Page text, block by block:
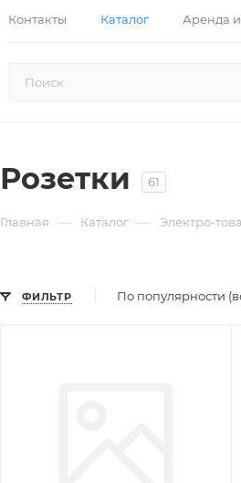
Контакты Каталог Аренда
Розетки 61
Главная — Каталог — Электро-
ФИЛЬТР По популярности